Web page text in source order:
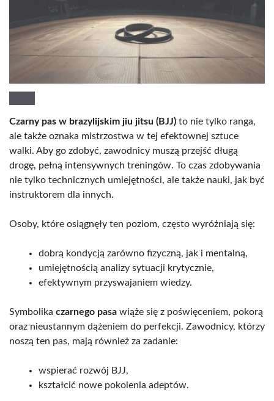
Czarny pas w brazylijskim jiu jitsu (BJJ) to nie tylko ranga,
ale także oznaka mistrzostwa w tej efektownej sztuce
walki. Aby go zdobyć, zawodnicy muszą przejść długą
drogę, pełną intensywnych treningów. To czas zdobywania
nie tylko technicznych umiejętności, ale także nauki, jak być
instruktorem dla innych.
Osoby, które osiągnęły ten poziom, często wyróżniają się:
dobrą kondycją zarówno fizyczną, jak i mentalną,
umiejętnością analizy sytuacji krytycznie,
efektywnym przyswajaniem wiedzy.
Symbolika czarnego pasa wiąże się z poświęceniem, pokorą
oraz nieustannym dążeniem do perfekcji. Zawodnicy, którzy
noszą ten pas, mają również za zadanie:
wspierać rozwój BJJ,
kształcić nowe pokolenia adeptów.